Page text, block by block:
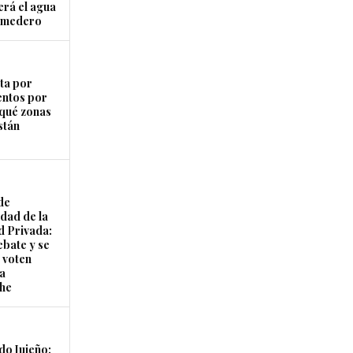
el agua
por
por
zonas
de la
Privada:
y se
Jujeño: